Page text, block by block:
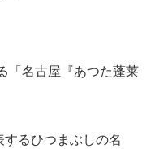
「名古屋『あつた蓬莱
るひつまぶしの名